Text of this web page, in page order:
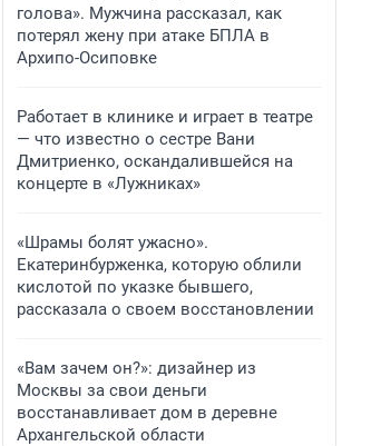
голова». Мужчина рассказал, как
потерял жену при атаке БПЛА в
Архипо-Осиповке
Работает в клинике и играет в театре
— что известно о сестре Вани
Дмитриенко, оскандалившейся на
концерте в «Лужниках»
«Шрамы болят ужасно».
Екатеринбурженка, которую облили
кислотой по указке бывшего,
рассказала о своем восстановлении
«Вам зачем он?»: дизайнер из
Москвы за свои деньги
восстанавливает дом в деревне
Архангельской области